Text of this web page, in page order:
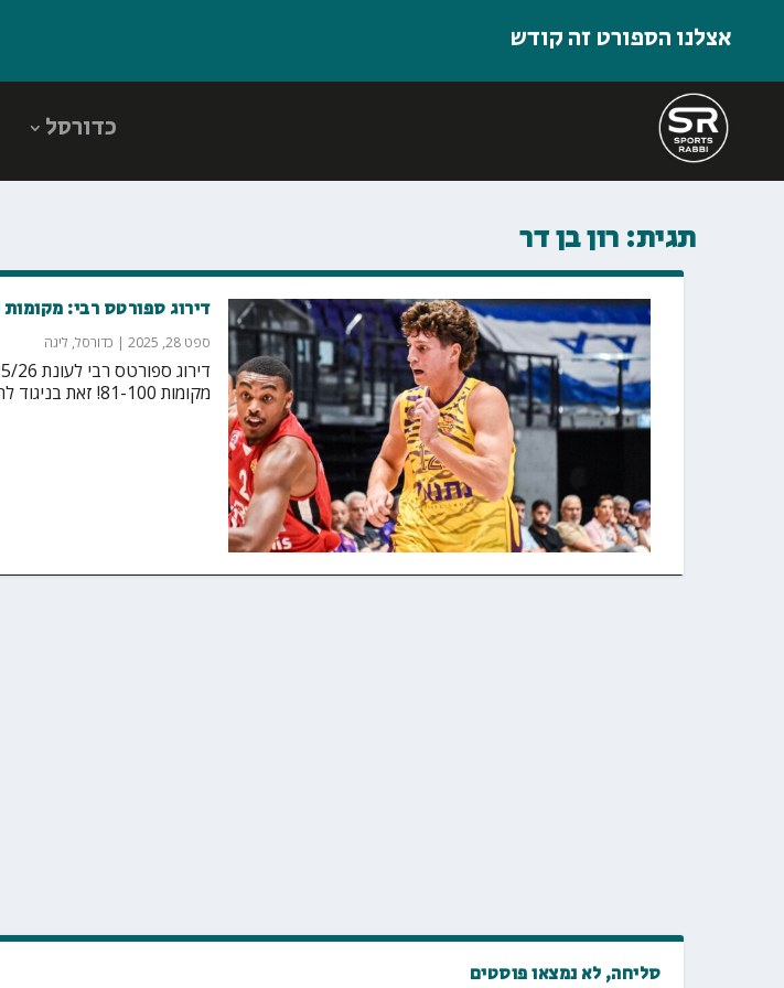
אצלנו הספורט זה קודש
כדורסל
תגית: רון בן דר
דירוג ספורטס רבי: מקומות 81-100
ספט 28, 2025 | כדורסל, ליגה
מקומות 81-100! זאת בניגוד לתוכנית המקורית של...
סליחה, לא נמצאו פוסטים